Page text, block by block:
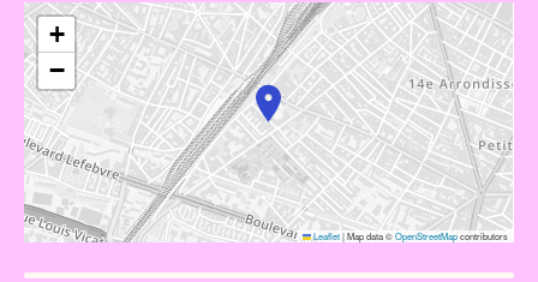
+
−
Leaflet|Map data ©OpenStreetMapcontributors